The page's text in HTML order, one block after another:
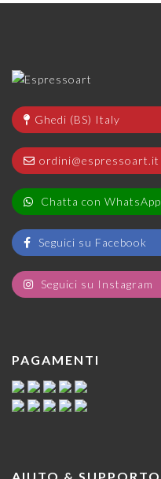
Ghedi (BS) Italy
ordini@espressoart.it
Chatta con WhatsApp
Seguici su Facebook
Seguici su Instagram
PAGAMENTI